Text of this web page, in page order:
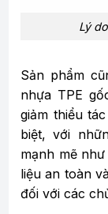
Lý
Sản phẩm
nhựa TPE
giảm thiểu
biệt, với
mạnh mẽ
liệu an toàn
đối với các